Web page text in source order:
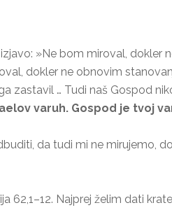
»Ne bom miroval, dokler
dokler ne obnovim
zastavil … Tudi naš Gospod
varuh. Gospod je tvoj
da tudi mi ne mirujemo,
62,1–12. Najprej želim dati